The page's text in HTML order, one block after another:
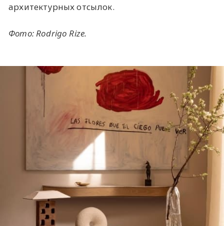
архитектурных отсылок.
Фото: Rodrigo Rize.